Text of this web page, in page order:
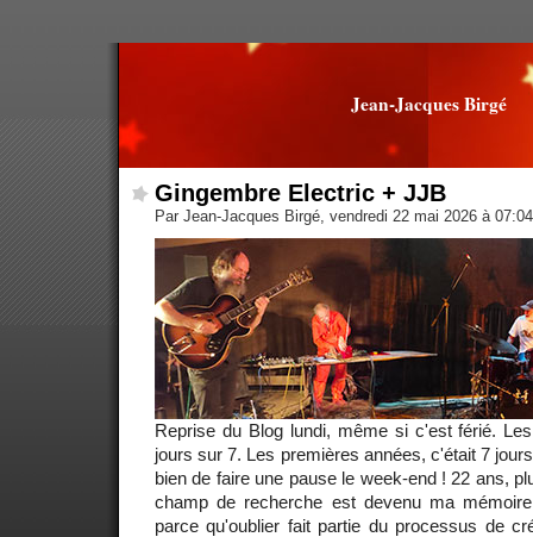
Jean-Jacques Birgé
Gingembre Electric + JJB
Par Jean-Jacques Birgé, vendredi 22 mai 2026 à
Reprise du Blog lundi, même si c'est férié.
jours sur 7. Les premières années, c'était 7
bien de faire une pause le week-end ! 22 ans,
champ de recherche est devenu ma
parce qu'oublier fait partie du processus de